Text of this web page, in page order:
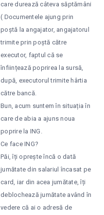
care durează câteva săptămâni
( Documentele ajung prin
poștă la angajator, angajatorul
trimite prin poștă către
executor, faptul că se
înființează poprirea la sursă,
după, executorul trimite hârtia
către bancă.
Bun, acum suntem în situația în
care de abia a ajuns noua
poprire la ING.
Ce face ING?
Păi, îți oprește încă o dată
jumătate din salariul încasat pe
card, iar din acea jumătate, îți
deblochează jumătate având în
vedere că ai o adresă de